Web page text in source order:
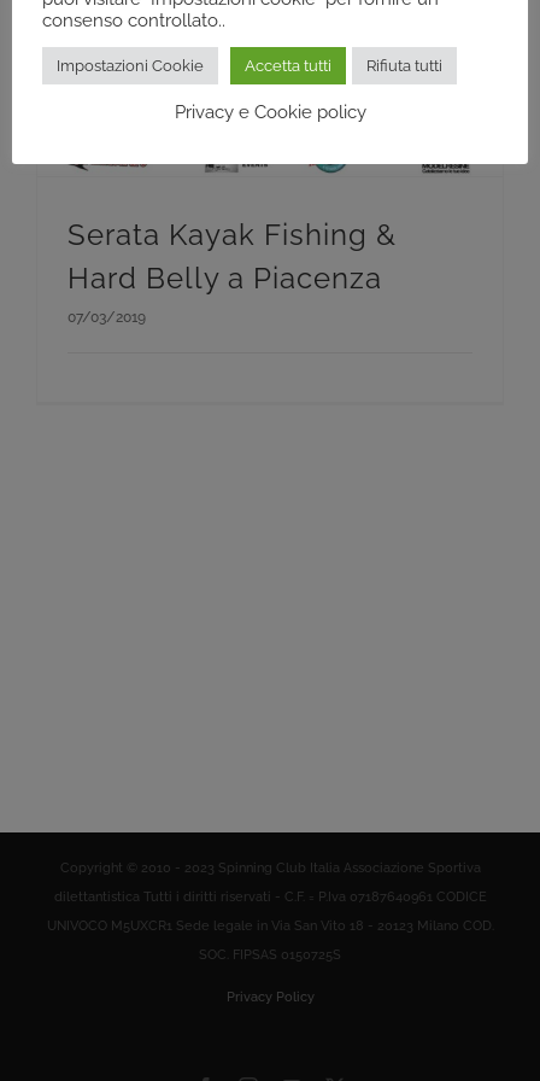
Serata Kayak Fishing &
Hard Belly a Piacenza
07/03/2019
Copyright © 2010 - 2023 Spinning Club Italia Associazione Sportiva
dilettantistica Tutti i diritti riservati - C.F. = P.Iva 07187640961 CODICE
UNIVOCO M5UXCR1 Sede legale in Via San Vito 18 - 20123 Milano COD.
SOC. FIPSAS 0150725S
Privacy Policy
consenso controllato..
Impostazioni Cookie Accetta tutti Rifiuta tutti
Privacy e Cookie policy